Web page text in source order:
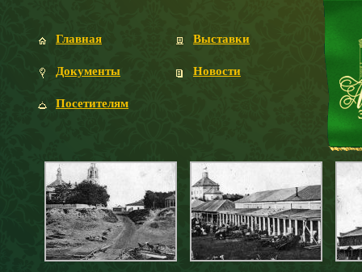
Главная
Документы
Посетителям
Выставки
Новости